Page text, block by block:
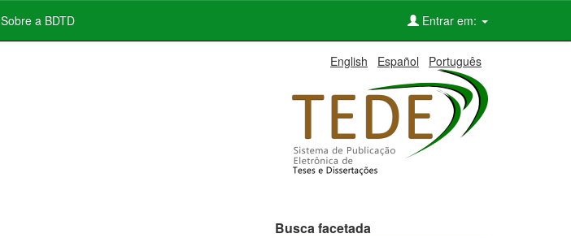
Sobre a BDTD Entrar em:
English Español Português
Busca facetada